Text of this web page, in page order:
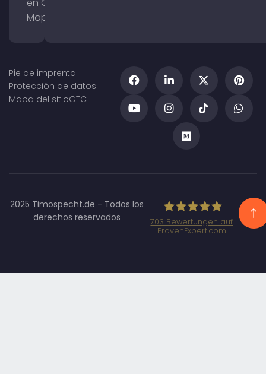
Maps
Pie de imprenta
Protección de datos
Mapa del sitioGTC
2025 Timospecht.de - Todos los
derechos reservados
Marketing
703 Bewertungen auf
ProvenExpert.com